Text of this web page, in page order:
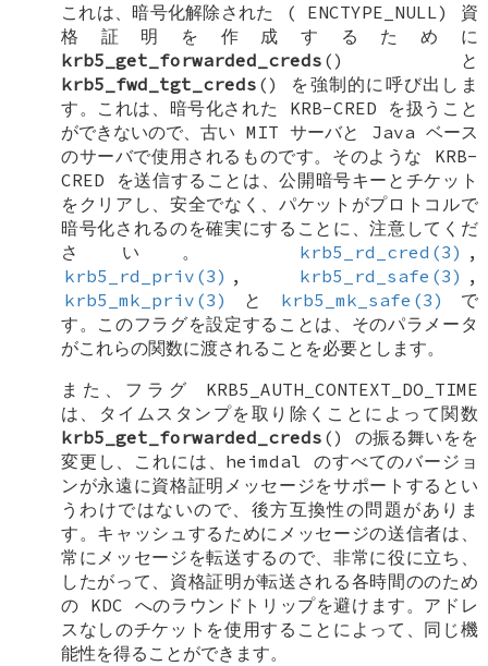
これは、暗号化解除された ( ENCTYPE_NULL) 資
格証明を作成するために
krb5_get_forwarded_creds () と
krb5_fwd_tgt_creds () を強制的に呼び出しま
す。これは、暗号化された KRB-CRED を扱うこと
ができないので、古い MIT サーバと Java ベース
のサーバで使用されるものです。そのような KRB-
CRED を送信することは、公開暗号キーとチケット
をクリアし、安全でなく、パケットがプロトコルで
暗号化されるのを確実にすることに、注意してくだ
さい。
krb5_rd_cred(3) ,
krb5_rd_priv(3) , krb5_rd_safe(3) ,
krb5_mk_priv(3)
と krb5_mk_safe(3)
で
す。このフラグを設定することは、そのパラメータ
がこれらの関数に渡されることを必要とします。
また、フラグ KRB5_AUTH_CONTEXT_DO_TIME
は、タイムスタンプを取り除くことによって関数
krb5_get_forwarded_creds () の振る舞いをを
変更し、これには、heimdal のすべてのバージョ
ンが永遠に資格証明メッセージをサポートするとい
うわけではないので、後方互換性の問題がありま
す。キャッシュするためにメッセージの送信者は、
常にメッセージを転送するので、非常に役に立ち、
したがって、資格証明が転送される各時間ののため
の KDC へのラウンドトリップを避けます。アドレ
スなしのチケットを使用することによって、同じ機
能性を得ることができます。